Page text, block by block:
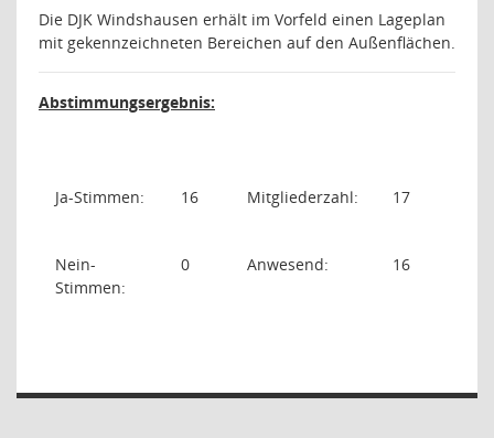
Die DJK Windshausen erhält im Vorfeld einen Lageplan
mit gekennzeichneten Bereichen auf den Außenflächen.
Abstimmungsergebnis:
Ja-Stimmen: 16 Mitgliederzahl: 17
Nein-
Stimmen:
0 Anwesend: 16